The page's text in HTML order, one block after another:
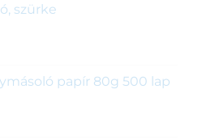
szürke
papír 80g 500 lap